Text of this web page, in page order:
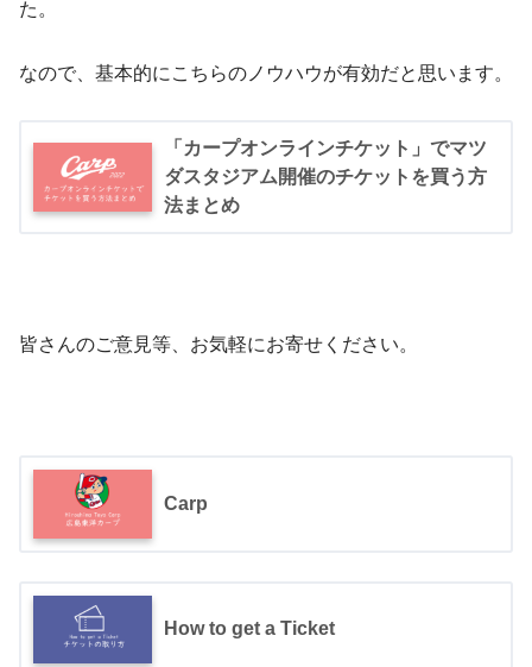
た。
なので、基本的にこちらのノウハウが有効だと思います。
「カープオンラインチケット」でマツ
ダスタジアム開催のチケットを買う方
法まとめ
皆さんのご意見等、お気軽にお寄せください。
Carp
How to get a Ticket